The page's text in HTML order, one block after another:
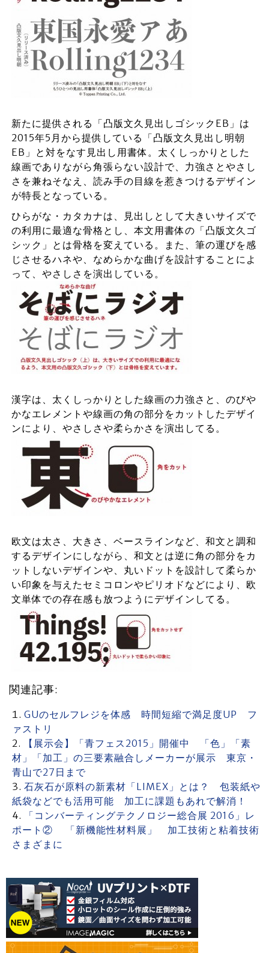
新たに提供される「凸版文久見出しゴシックEB」は
2015年5月から提供している「凸版文久見出し明朝
EB」と対をなす見出し用書体。太くしっかりとした
線画でありながら角張らない設計で、力強さとやさし
さを兼ねそなえ、読み手の目線を惹きつけるデザイン
が特長となっている。
ひらがな・カタカナは、見出しとして大きいサイズで
の利用に最適な骨格とし、本文用書体の「凸版文久ゴ
シック」とは骨格を変えている。また、筆の運びを感
じさせるハネや、なめらかな曲げを設計することによ
って、やさしさを演出している。
漢字は、太くしっかりとした線画の力強さと、のびや
かなエレメントや線画の角の部分をカットしたデザイ
ンにより、やさしさや柔らかさを演出してる。
欧文は太さ、大きさ、ベースラインなど、和文と調和
するデザインにしながら、和文とは逆に角の部分をカ
ットしないデザインや、丸いドットを設計して柔らか
い印象を与えたセミコロンやピリオドなどにより、欧
文単体での存在感も放つようにデザインしてる。
関連記事:
GUのセルフレジを体感 時間短縮で満足度UP フ
ァストリ
【展示会】「青フェス2015」開催中 「色」「素
材」「加工」の三要素融合しメーカーが展示 東京・
青山で27日まで
石灰石が原料の新素材「LIMEX」とは？ 包装紙や
紙袋などでも活用可能 加工に課題もあれで解消！
「コンバーティングテクノロジー総合展 2016」レ
ポート② 「新機能性材料展」 加工技術と粘着技術
さまざまに